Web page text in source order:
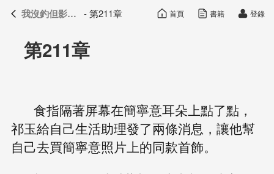
我沒釣但影帝真香了 目錄
第211章
食指隔著屏幕在簡寧意耳朵上點了點，
祁玉給自己生活助理發了兩條消息，讓他幫
自己去買簡寧意照片上的同款首飾。
我沒釣但影帝真香了 - 第211章 首頁 書籍 登錄